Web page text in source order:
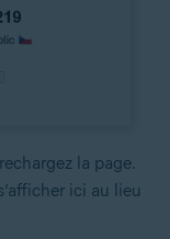
la page.
ici au lieu